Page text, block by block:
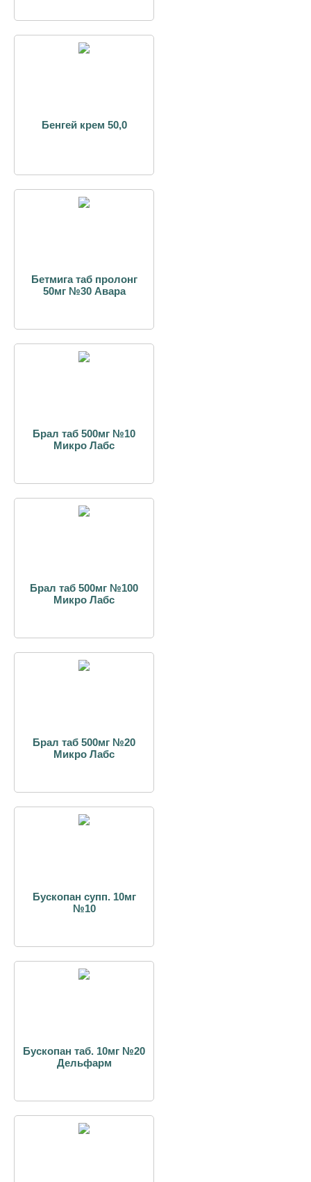
Бенгей крем 50,0
Бетмига таб пролонг
50мг №30 Авара
Брал таб 500мг №10
Микро Лабс
Брал таб 500мг №100
Микро Лабс
Брал таб 500мг №20
Микро Лабс
Бускопан супп. 10мг
№10
Бускопан таб. 10мг №20
Дельфарм